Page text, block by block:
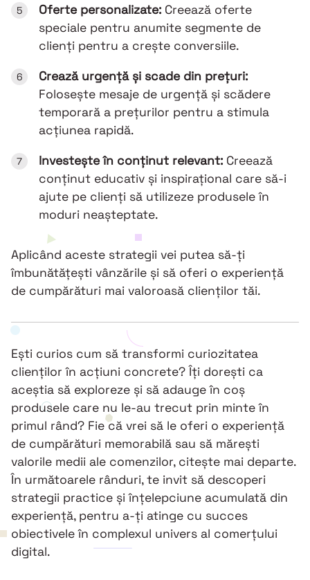
Oferte personalizate: Creează oferte
speciale pentru anumite segmente de
clienți pentru a crește conversiile.
Crează urgență și scade din prețuri:
Folosește mesaje de urgență și scădere
temporară a prețurilor pentru a stimula
acțiunea rapidă.
Investește în conținut relevant: Creează
conținut educativ și inspirațional care să-i
ajute pe clienți să utilizeze produsele în
moduri neașteptate.
Aplicând aceste strategii vei putea să-ți
îmbunătățești vânzările și să oferi o experiență
de cumpărături mai valoroasă clienților tăi.
Ești curios cum să transformi curiozitatea
clienților în acțiuni concrete? Îți dorești ca
aceștia să exploreze și să adauge în coș
produsele care nu le-au trecut prin minte în
primul rând? Fie că vrei să le oferi o experiență
de cumpărături memorabilă sau să mărești
valorile medii ale comenzilor, citește mai departe.
În următoarele rânduri, te invit să descoperi
strategii practice și înțelepciune acumulată din
experiență, pentru a-ți atinge cu succes
obiectivele în complexul univers al comerțului
digital.